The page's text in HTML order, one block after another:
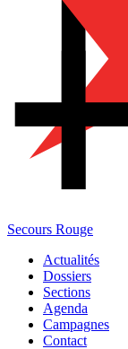
Secours Rouge
Actualités
Dossiers
Sections
Agenda
Campagnes
Contact